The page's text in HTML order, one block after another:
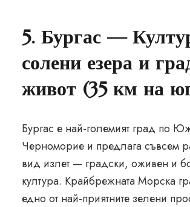
5. Бургас —
солени езера и
живот (35 км на
Бургас е най-големият град по
Черноморие и предлага съвсем
вид излет — градски, оживен и
култура. Крайбрежната Морска
едно от най-приятните зелени